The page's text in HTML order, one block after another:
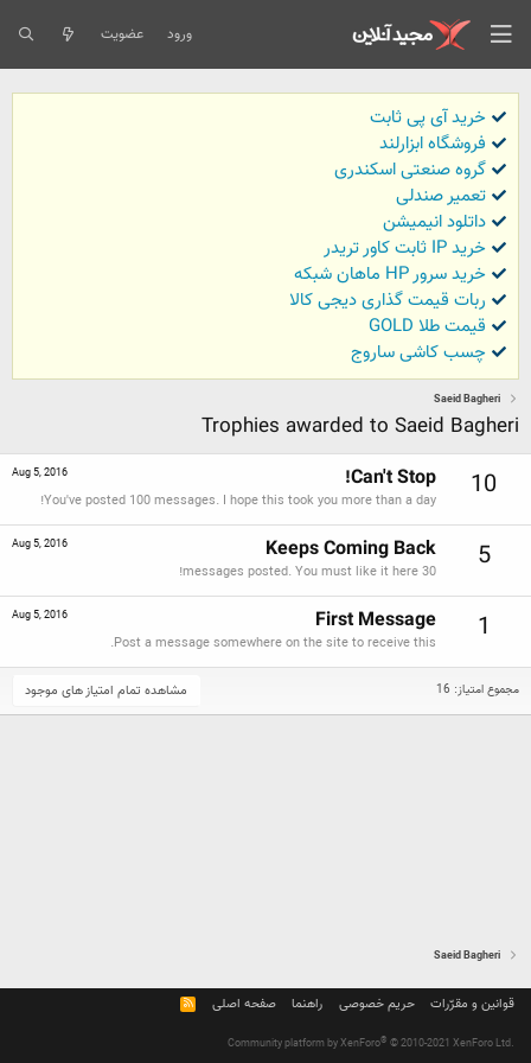
ورود عضویت
خرید آی پی ثابت
فروشگاه ابزارلند
گروه صنعتی اسکندری
تعمیر صندلی
داتلود انیمیشن
خرید IP ثابت کاور تریدر
خرید سرور HP ماهان شبکه
ربات قیمت گذاری دیجی کالا
قیمت طلا GOLD
چسب کاشی ساروج
Saeid Bagheri
Trophies awarded to Saeid Bagheri
10
Aug 5, 2016 Can't Stop!
You've posted 100 messages. I hope this took you more than a day!
5
Aug 5, 2016 Keeps Coming Back
30 messages posted. You must like it here!
1
Aug 5, 2016 First Message
Post a message somewhere on the site to receive this.
مجموع امتیاز: 16 مشاهده تمام امتیاز های موجود
Saeid Bagheri
قوانین و مقرّرات حریم خصوصی راهنما صفحه اصلی
R
S
Community platform by XenForo® © 2010-2021 XenForo Ltd.